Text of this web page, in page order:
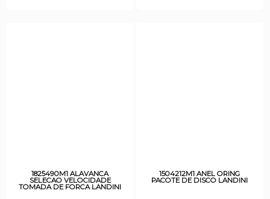
1825490M1 ALAVANCA
SELECAO VELOCIDADE
TOMADA DE FORCA LANDINI
1504212M1 ANEL ORING
PACOTE DE DISCO LANDINI